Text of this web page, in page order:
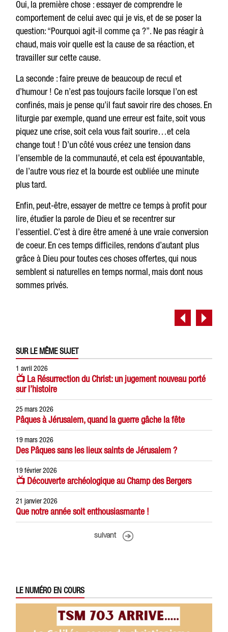
Oui, la première chose : essayer de comprendre le
comportement de celui avec qui je vis, et de se poser la
question: “Pourquoi agit-il comme ça ?”. Ne pas réagir à
chaud, mais voir quelle est la cause de sa réaction, et
travailler sur cette cause.
La seconde : faire preuve de beaucoup de recul et
d’humour ! Ce n’est pas toujours facile lorsque l’on est
confinés, mais je pense qu’il faut savoir rire des choses. En
liturgie par exemple, quand une erreur est faite, soit vous
piquez une crise, soit cela vous fait sourire…et cela
change tout ! D’un côté vous créez une tension dans
l’ensemble de la communauté, et cela est épouvantable,
de l’autre vous riez et la bourde est oubliée une minute
plus tard.
Enfin, peut-être, essayer de mettre ce temps à profit pour
lire, étudier la parole de Dieu et se recentrer sur
l’essentiel. C’est à dire être amené à une vraie conversion
de coeur. En ces temps difficiles, rendons d’autant plus
grâce à Dieu pour toutes ces choses offertes, qui nous
semblent si naturelles en temps normal, mais dont nous
sommes privés.
SUR LE MÊME SUJET
1 avril 2026
📺 La Résurrection du Christ: un jugement nouveau porté
sur l’histoire
25 mars 2026
Pâques à Jérusalem, quand la guerre gâche la fête
19 mars 2026
Des Pâques sans les lieux saints de Jérusalem ?
19 février 2026
📺 Découverte archéologique au Champ des Bergers
21 janvier 2026
Que notre année soit enthousiasmante !
suivant
LE NUMÉRO EN COURS